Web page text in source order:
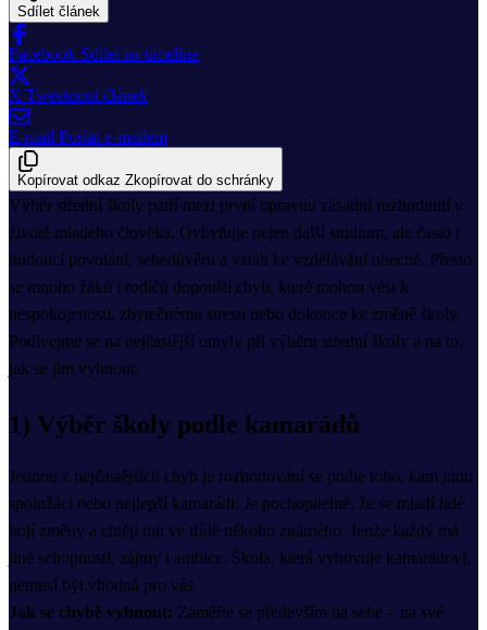
Sdílet článek
Facebook Sdílet na timeline
X Tweetnout článek
E-mail Poslat e-mailem
Kopírovat odkaz Zkopírovat do schránky
Výběr střední školy patří mezi první opravdu zásadní rozhodnutí v
životě mladého člověka. Ovlivňuje nejen další studium, ale často i
budoucí povolání, sebedůvěru a vztah ke vzdělávání obecně. Přesto
se mnoho žáků i rodičů dopouští chyb, které mohou vést k
nespokojenosti, zbytečnému stresu nebo dokonce ke změně školy.
Podívejme se na nejčastější omyly při výběru střední školy a na to,
jak se jim vyhnout.
1) Výběr školy podle kamarádů
Jednou z nejčastějších chyb je rozhodování se podle toho, kam jdou
spolužáci nebo nejlepší kamarádi. Je pochopitelné, že se mladí lidé
bojí změny a chtějí mít ve třídě někoho známého. Jenže každý má
jiné schopnosti, zájmy i ambice. Škola, která vyhovuje kamarádovi,
nemusí být vhodná pro vás.
Jak se chybě vyhnout: Zaměřte se především na sebe – na své